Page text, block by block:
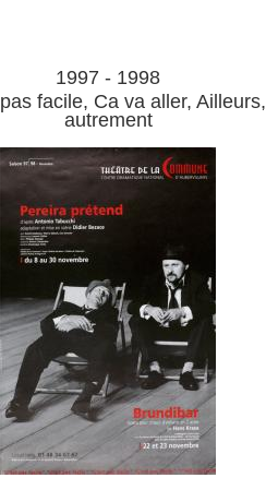
1997 - 1998
facile, Ca va aller, Ailleurs,
autrement